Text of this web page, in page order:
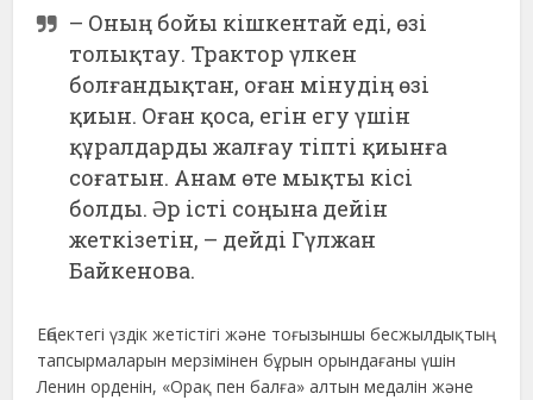
– Оның бойы кішкентай еді, өзі
толықтау. Трактор үлкен
болғандықтан, оған мінудің өзі
қиын. Оған қоса, егін егу үшін
құралдарды жалғау тіпті қиынға
соғатын. Анам өте мықты кісі
болды. Әр істі соңына дейін
жеткізетін, – дейді Гүлжан
Байкенова.
Еңбектегі үздік жетістігі және тоғызыншы бесжылдықтың
тапсырмаларын мерзімінен бұрын орындағаны үшін
Ленин орденін, «Орақ пен балға» алтын медалін және